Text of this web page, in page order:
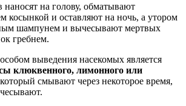
на голову, обматывают
косынкой и оставляют на ночь, а утором
шампунем и вычесывают мертвых
гребнем.
выведения насекомых является
клюквенного, лимонного или
смывают через некоторое время,